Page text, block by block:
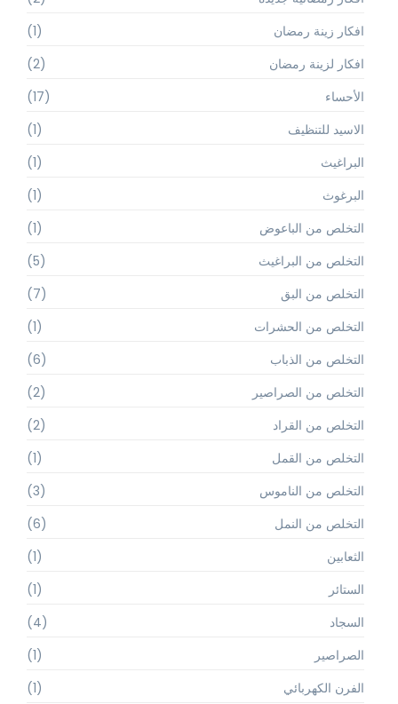
افكار زينة رمضان
(1)
افكار لزينة رمضان
(2)
الأحساء
(17)
الاسيد للتنظيف
(1)
البراغيث
(1)
البرغوث
(1)
التخلص من الباعوض
(1)
التخلص من البراغيث
(5)
التخلص من البق
(7)
التخلص من الحشرات
(1)
التخلص من الذباب
(6)
التخلص من الصراصير
(2)
التخلص من القراد
(2)
التخلص من القمل
(1)
التخلص من الناموس
(3)
التخلص من النمل
(6)
الثعابين
(1)
الستائر
(1)
السجاد
(4)
الصراصير
(1)
الفرن الكهربائي
(1)